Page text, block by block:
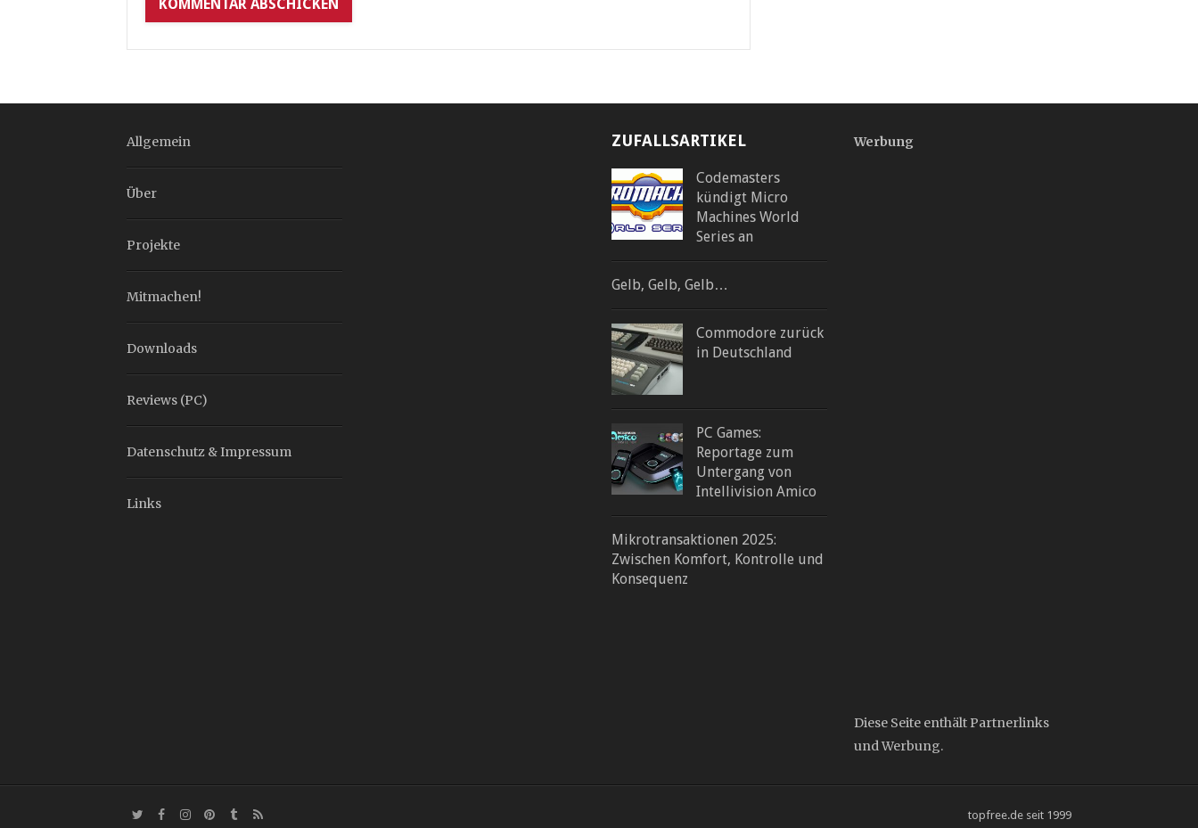
Allgemein
Über
Projekte
Mitmachen!
Downloads
Reviews (PC)
Datenschutz & Impressum
Links
ZUFALLSARTIKEL
Codemasters
kündigt Micro
Machines World
Series an
Gelb, Gelb, Gelb…
Commodore zurück
in Deutschland
PC Games:
Reportage zum
Untergang von
Intellivision Amico
Mikrotransaktionen 2025:
Zwischen Komfort, Kontrolle und
Konsequenz
Werbung
Diese Seite enthält Partnerlinks
und Werbung.
topfree.de seit 1999